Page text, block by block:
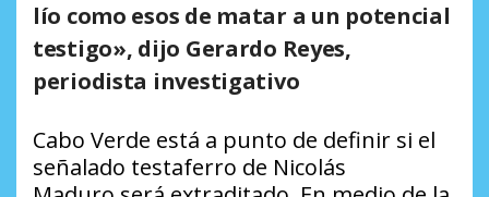
lío como esos de matar a un potencial
testigo», dijo Gerardo Reyes,
periodista investigativo
Cabo Verde está a punto de definir si el
señalado testaferro de Nicolás